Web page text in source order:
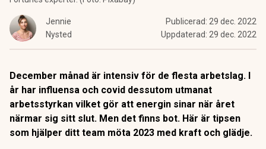
Jennie
Nysted
Publicerad: 29 dec. 2022
Uppdaterad: 29 dec. 2022
December månad är intensiv för de flesta arbetslag. I
år har influensa och covid dessutom utmanat
arbetsstyrkan vilket gör att energin sinar när året
närmar sig sitt slut. Men det finns bot. Här är tipsen
som hjälper ditt team möta 2023 med kraft och glädje.